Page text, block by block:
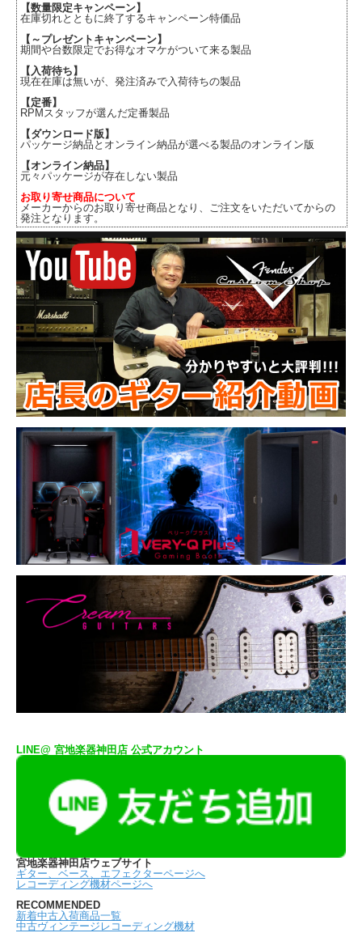
【数量限定キャンペーン】
在庫切れとともに終了するキャンペーン特価品
【～プレゼントキャンペーン】
期間や台数限定でお得なオマケがついて来る製品
【入荷待ち】
現在在庫は無いが、発注済みで入荷待ちの製品
【定番】
RPMスタッフが選んだ定番製品
【ダウンロード版】
パッケージ納品とオンライン納品が選べる製品のオンライン版
【オンライン納品】
元々パッケージが存在しない製品
お取り寄せ商品について
メーカーからのお取り寄せ商品となり、ご注文をいただいてからの
発注となります。
LINE@ 宮地楽器神田店 公式アカウント
宮地楽器神田店ウェブサイト
ギター、ベース、エフェクターページへ
レコーディング機材ページへ
RECOMMENDED
新着中古入荷商品一覧
中古ヴィンテージレコーディング機材